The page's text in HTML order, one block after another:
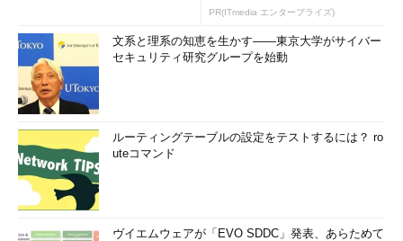
PR(ITmedia エンタープライズ)
文系と理系の知恵を生かす――東京大学がサイバー
セキュリティ研究グループを始動
ルーティングテーブルの設定をテストするには？ ro
uteコマンド
ヴイエムウェアが「EVO SDDC」発表、あらためて